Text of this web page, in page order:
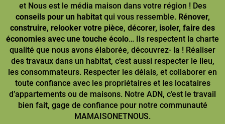
et Nous est le média maison dans votre région ! Des
conseils pour un habitatqui vous ressemble. Rénover,
construire, relooker votre pièce, décorer, isoler, faire des
économies avec une touche écolo… Ils respectent la charte
qualité que nous avons élaborée, découvrez- la ! Réaliser
des travaux dans un habitat, c’est aussi respecter le lieu,
les consommateurs. Respecter les délais, et collaborer en
toute confiance avec les propriétaires et les locataires
d’appartements ou de maisons. Notre ADN, c’est le travail
bien fait, gage de confiance pour notre communauté
MAMAISONETNOUS.